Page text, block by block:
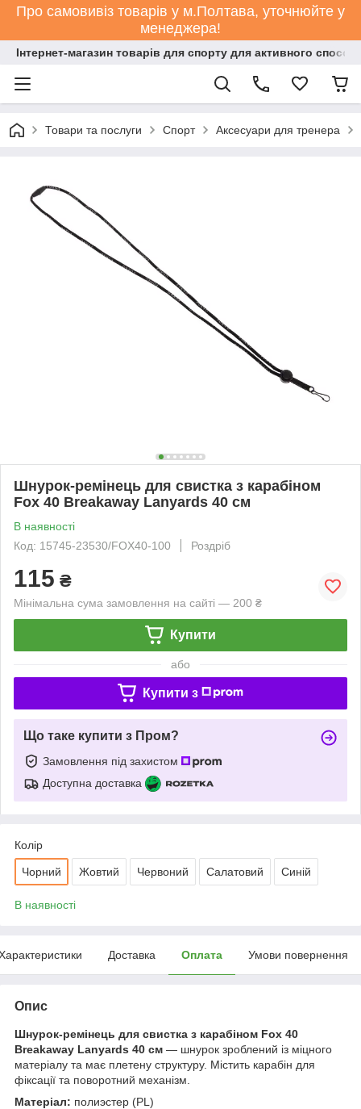
Про самовивіз товарів у м.Полтава, уточнюйте у
менеджера!
Інтернет-магазин товарів для спорту для активного
Товари та послуги Спорт Аксесуари для тренера
Шнурок-ремінець для свистка з карабіном
Fox 40 Breakaway Lanyards 40 см
В наявності
Код: 15745-23530/FOX40-100
Роздріб
115 ₴
Мінімальна сума замовлення на сайті — 200 ₴
Купити
або
Купити з
Що таке купити з Пром?
Замовлення під захистом
Доступна доставка
Колір
Чорний Жовтий Червоний Салатовий Синій
В наявності
Доставка Оплата Умови повернення
Опис
Шнурок-ремінець для свистка з карабіном Fox 40
Breakaway Lanyards 40 см — шнурок зроблений із міцного
матеріалу та має плетену структуру. Містить карабін для
фіксації та поворотний механізм.
Матеріал: полиэстер (PL)